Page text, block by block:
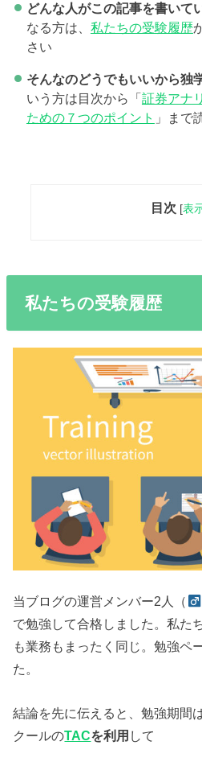
どんな人がこの記事を書いて
なる方は、 私たちの受験履歴
さい
そんなのどうでもいいから独
いう方は目次から「証券アナ
ための７つのポイント 」まで
目次 [表
私たちの受験履歴
当ブログの運営メンバー2人（
で勉強して合格しました。私た
も業務もまったく同じ。勉強ペ
た。
結論を先に伝えると、勉強期間
クールのTACを利用 して